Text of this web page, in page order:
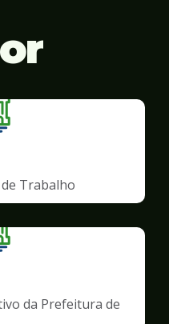
Trabalho
da Prefeitura de